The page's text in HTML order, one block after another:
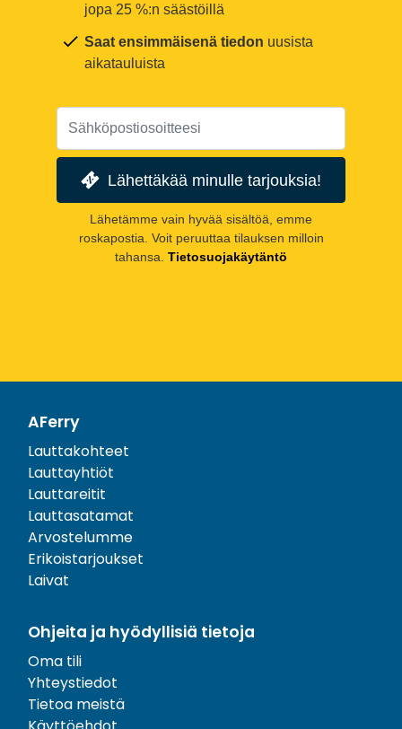
jopa 25 %:n säästöillä
Saat ensimmäisenä tiedon uusista
aikatauluista
Lähettäkää minulle tarjouksia!
Lähetämme vain hyvää sisältöä, emme
roskapostia. Voit peruuttaa tilauksen milloin
tahansa. Tietosuojakäytäntö
AFerry
Lauttakohteet
Lauttayhtiöt
Lauttareitit
Lauttasatamat
Arvostelumme
Erikoistarjoukset
Laivat
Ohjeita ja hyödyllisiä tietoja
Oma tili
Yhteystiedot
Tietoa meistä